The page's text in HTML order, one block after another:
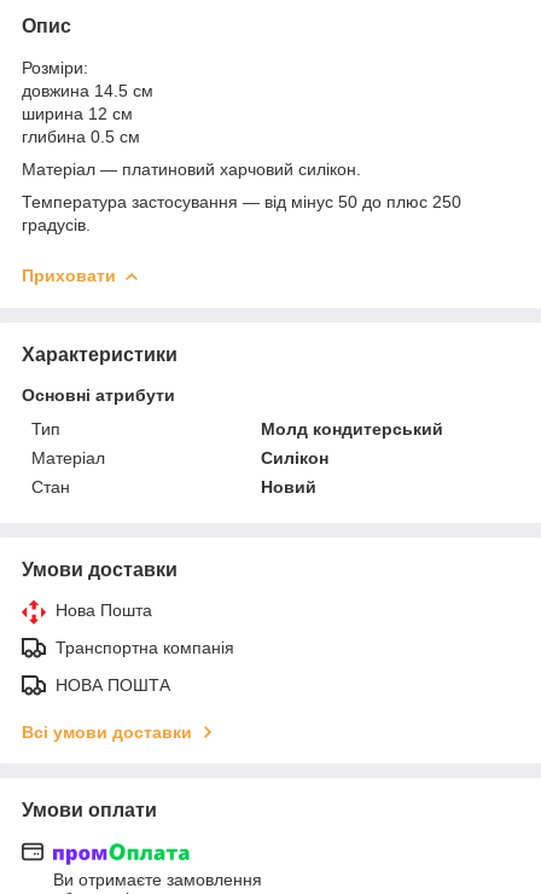
Опис
Розміри:
довжина 14.5 см
ширина 12 см
глибина 0.5 см
Матеріал — платиновий харчовий силікон.
Температура застосування — від мінус 50 до плюс 250
градусів.
Приховати
Характеристики
Основні атрибути
Тип
Молд кондитерський
Матеріал
Силікон
Стан
Новий
Умови доставки
Нова Пошта
Транспортна компанія
НОВА ПОШТА
Всі умови доставки
Умови оплати
Ви отримаєте замовлення